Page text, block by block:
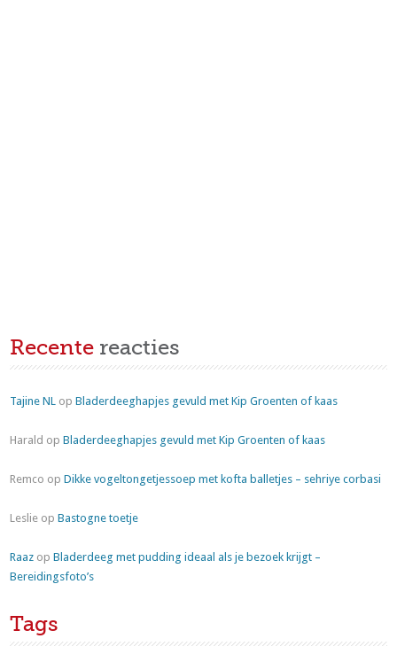
Recente reacties
Tajine NL opBladerdeeghapjes gevuld met Kip Groenten of kaas
Harald opBladerdeeghapjes gevuld met Kip Groenten of kaas
Remco opDikke vogeltongetjessoep met kofta balletjes – sehriye corbasi
Leslie opBastogne toetje
Raaz opBladerdeeg met pudding ideaal als je bezoek krijgt –
Bereidingsfoto’s
Tags